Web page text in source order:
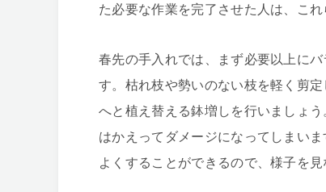
た必要な作業を完了させた人は、こ
春先の手入れでは、まず必要以上に
す。枯れ枝や勢いのない枝を軽く剪
へと植え替える鉢増しを行いましょ
はかえってダメージになってしまい
よくすることができるので、様子を見